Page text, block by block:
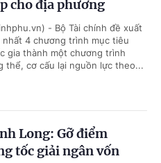
cho địa phương
- Bộ Tài chính đề xuất
nhất 4 chương trình mục tiêu
gia thành một chương trình
thể, cơ cấu lại nguồn lực theo...
Long: Gỡ điểm
tốc giải ngân vốn